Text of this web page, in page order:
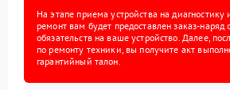
На этапе приема устройства на
ремонт вам будет предоставлен заказ-наряд
обязательств на ваше устройство. Далее,
по ремонту техники, вы получите акт
гарантийный талон.